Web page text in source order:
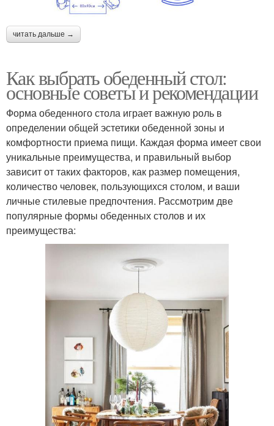
читать дальше →
Как выбрать обеденный стол:
основные советы и рекомендации
Форма обеденного стола играет важную роль в
определении общей эстетики обеденной зоны и
комфортности приема пищи. Каждая форма имеет свои
уникальные преимущества, и правильный выбор
зависит от таких факторов, как размер помещения,
количество человек, пользующихся столом, и ваши
личные стилевые предпочтения. Рассмотрим две
популярные формы обеденных столов и их
преимущества: